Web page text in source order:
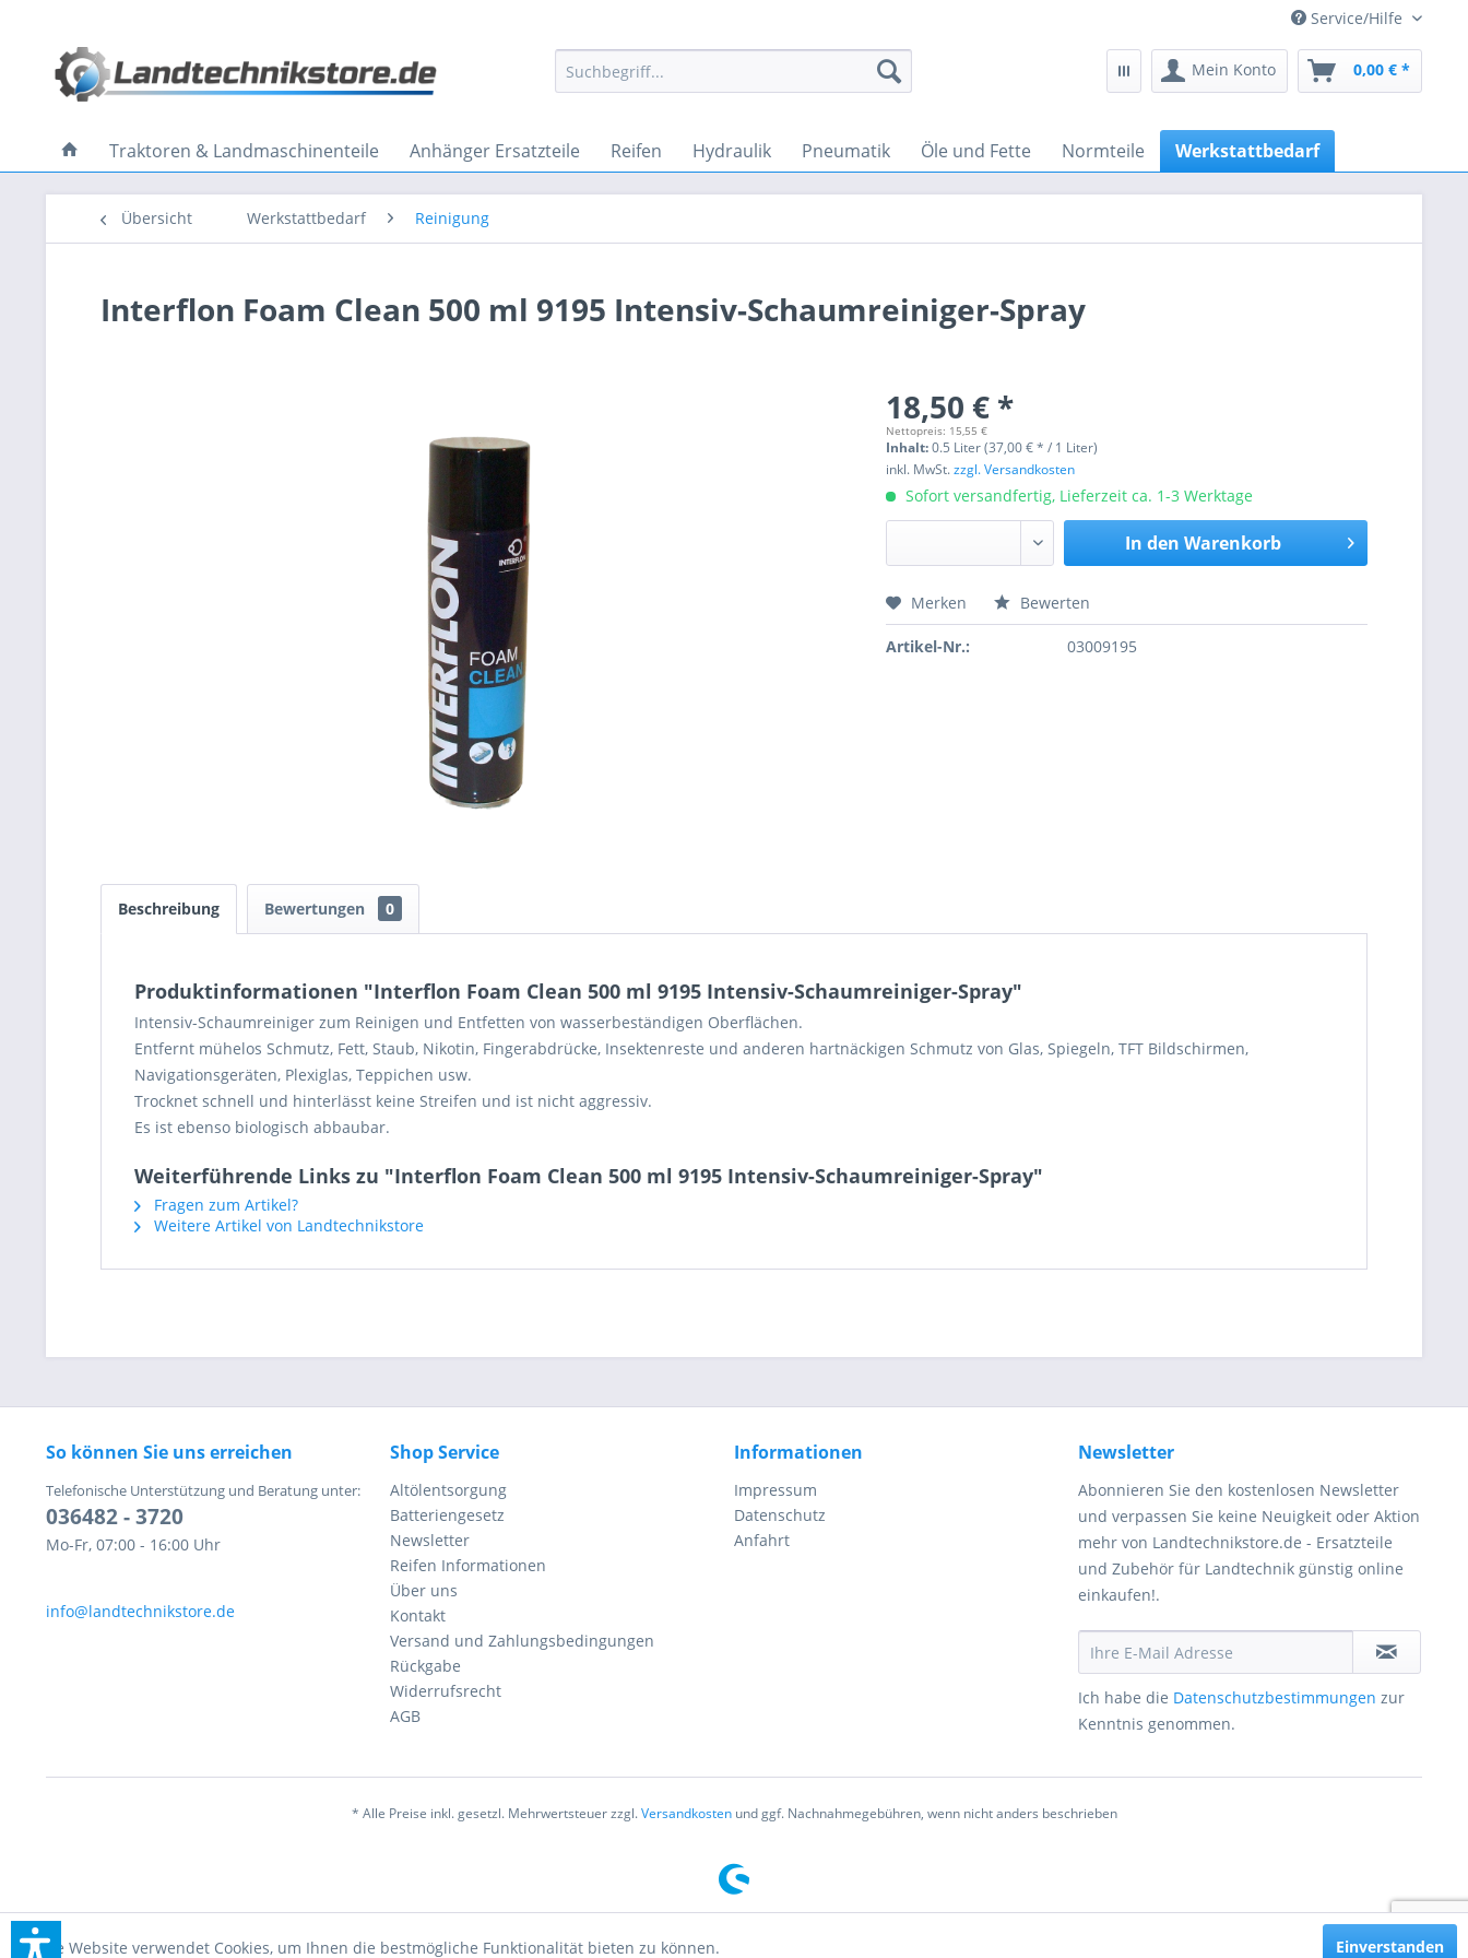
Service/Hilfe
Mein Konto 0,00 € *
Traktoren & Landmaschinenteile Anhänger Ersatzteile Reifen Hydraulik Pneumatik Öle und Fette Normteile Werkstattbedarf
Übersicht Werkstattbedarf Reinigung
Interflon Foam Clean 500 ml 9195 Intensiv-Schaumreiniger-Spray
18,50 € *
Nettopreis: 15,55 €
Inhalt:0.5 Liter (37,00 € * / 1 Liter)
inkl. MwSt.zzgl. Versandkosten
Sofort versandfertig, Lieferzeit ca. 1-3 Werktage
In den Warenkorb
Preis anfragen
Ich habe die Datenschutzerklärung
Merken Bewerten
Artikel-Nr.: 03009195
Beschreibung Bewertungen 0
Produktinformationen "Interflon Foam Clean 500 ml 9195 Intensiv-Schaumreiniger-Spray"
Intensiv-Schaumreiniger zum Reinigen und Entfetten von wasserbeständigen Oberflächen.
Entfernt mühelos Schmutz, Fett, Staub, Nikotin, Fingerabdrücke, Insektenreste und anderen hartnäckigen Schmutz von Glas, Spiegeln, TFT Bildschirmen,
Navigationsgeräten, Plexiglas, Teppichen usw.
Trocknet schnell und hinterlässt keine Streifen und ist nicht aggressiv.
Es ist ebenso biologisch abbaubar.
Weiterführende Links zu "Interflon Foam Clean 500 ml 9195 Intensiv-Schaumreiniger-Spray"
Fragen zum Artikel?
Weitere Artikel von Landtechnikstore
So können Sie uns erreichen
Telefonische Unterstützung und Beratung unter:
036482 - 3720
Mo-Fr, 07:00 - 16:00 Uhr
info@landtechnikstore.de
Shop Service
Altölentsorgung
Batteriengesetz
Newsletter
Reifen Informationen
Über uns
Kontakt
Versand und Zahlungsbedingungen
Rückgabe
Widerrufsrecht
AGB
Informationen
Impressum
Datenschutz
Anfahrt
Newsletter
Abonnieren Sie den kostenlosen Newsletter
und verpassen Sie keine Neuigkeit oder Aktion
mehr von Landtechnikstore.de - Ersatzteile
und Zubehör für Landtechnik günstig online
einkaufen!.
Ich habe die Datenschutzbestimmungen zur
Kenntnis genommen.
* Alle Preise inkl. gesetzl. Mehrwertsteuer zzgl.Versandkostenund ggf. Nachnahmegebühren, wenn nicht anders beschrieben
Diese Website verwendet Cookies, um Ihnen die bestmögliche Funktionalität bieten zu können. Einverstanden